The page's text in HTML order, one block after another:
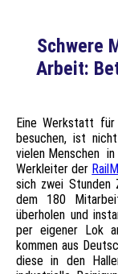
Schwere
Arbeit:
Eine Werkstatt für
besuchen, ist
vielen Menschen
Werkleiter der
sich zwei
dem 180
überholen und
per eigener Lok
kommen aus
diese in den